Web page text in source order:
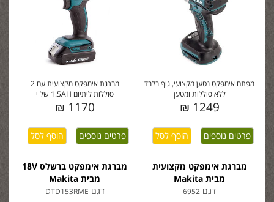
מברגת אימפקט מקצועית עם 2
סוללות ליתיום 1.5AH של י
1170 ₪
פרטים נוספים
מפתח אימפקט נטען מקצועי, גוף בלבד
ללא סוללות ומטען
1249 ₪
פרטים נוספים
מברגת אימפקט ברשלס 18V
מבית Makita
דגם DTD153RME
מברגת אימפקט מקצועית
מבית Makita
דגם 6952